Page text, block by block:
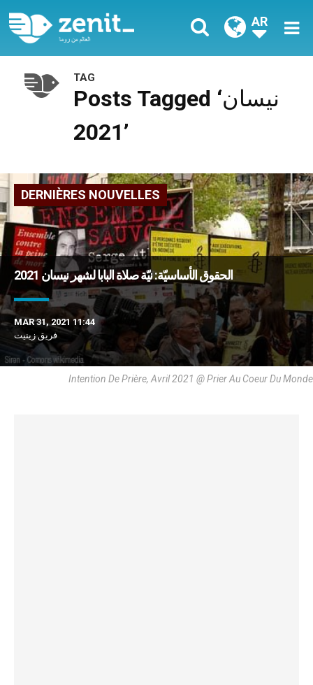
AR
TAG
Posts Tagged ‘نيسان
2021’
DERNIÈRES NOUVELLES
الحقوق الأساسيّة: نيّة صلاة البابا لشهر نيسان 2021
MAR 31, 2021 11:44
فريق زينيت
Intention De Prière, Avril 2021 @ Prier Au Coeur Du Monde